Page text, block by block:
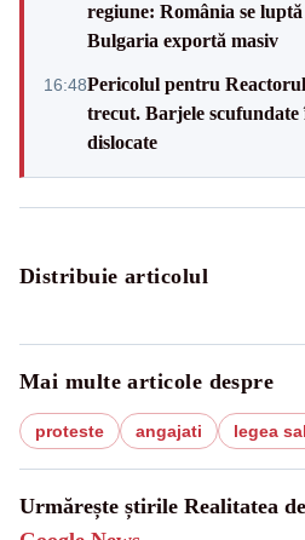
regiune: România se
Bulgaria exportă masiv
16:48Pericolul pentru
trecut. Barjele
dislocate
Distribuie articolul
Mai multe articole despre
proteste angajati legea
Urmărește știrile Realitatea